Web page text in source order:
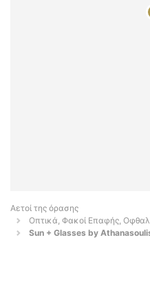
Αετοί της όρασης
Οπτικά, Φακοί Επαφής,
Sun + Glasses by